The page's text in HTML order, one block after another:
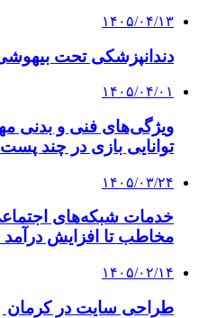
۱۴۰۵/۰۴/۱۳
دندانپزشکی تحت
۱۴۰۵/۰۴/۰۱
ویژگی‌های فنی و بدنی
توانایی بازی در چند پست
۱۴۰۵/۰۳/۲۴
مخاطب تا افزایش درآمد
۱۴۰۵/۰۲/۱۴
طراحی سایت در کرمان